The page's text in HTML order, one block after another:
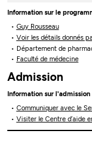
Information sur le
Guy Rousseau
Voir les détails donnés
Département de
Faculté de médecine
Admission
Information sur l'admission
Communiquer avec le
Visiter le Centre d’aide